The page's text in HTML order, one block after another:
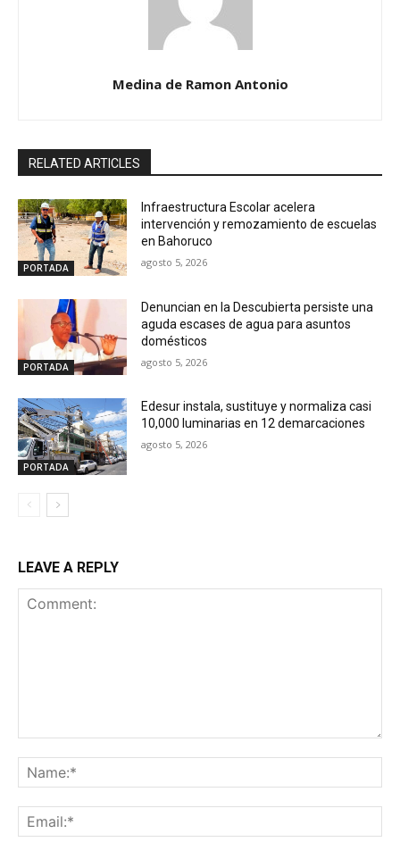
Medina de Ramon Antonio
RELATED ARTICLES
PORTADA
Infraestructura Escolar acelera
intervención y remozamiento de escuelas
en Bahoruco
agosto 5, 2026
PORTADA
Denuncian en la Descubierta persiste una
aguda escases de agua para asuntos
domésticos
agosto 5, 2026
PORTADA
Edesur instala, sustituye y normaliza casi
10,000 luminarias en 12 demarcaciones
agosto 5, 2026
LEAVE A REPLY